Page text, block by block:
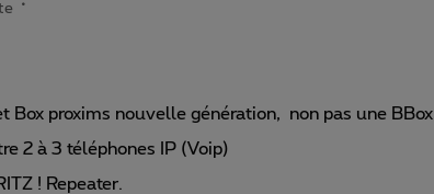
Box proxims nouvelle génération, non pas une BBox.
2 à 3 téléphones IP (Voip)
! Repeater.